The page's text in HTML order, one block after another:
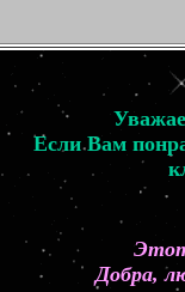
Если Вам
Добра,